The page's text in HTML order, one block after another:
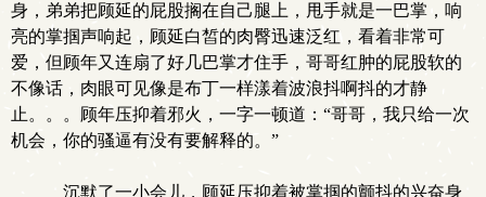
身，弟弟把顾延的屁股搁在自己腿上，甩手就是一巴掌，响
亮的掌掴声响起，顾延白皙的肉臀迅速泛红，看着非常可
爱，但顾年又连扇了好几巴掌才住手，哥哥红肿的屁股软的
不像话，肉眼可见像是布丁一样漾着波浪抖啊抖的才静
止。。。顾年压抑着邪火，一字一顿道：“哥哥，我只给一次
机会，你的骚逼有没有要解释的。”
沉默了一小会儿，顾延压抑着被掌掴的颤抖的兴奋身